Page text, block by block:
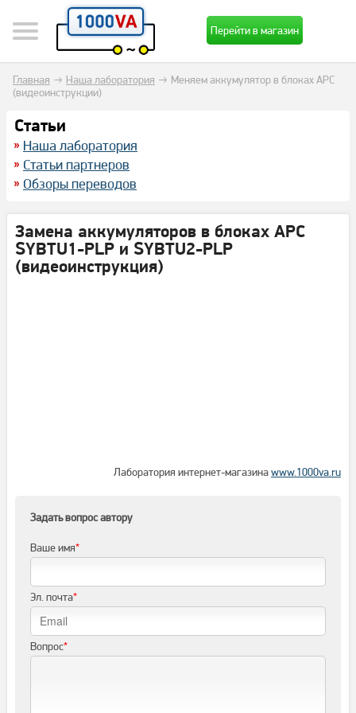
Перейти в магазин
Главная → Наша лаборатория → Меняем аккумулятор в блоках APC
(видеоинструкции)
Cтатьи
Наша лаборатория
Статьи партнеров
Обзоры переводов
Замена аккумуляторов в блоках APC
SYBTU1-PLP и SYBTU2-PLP
(видеоинструкция)
Лаборатория интернет-магазинаwww.1000va.ru
Задать вопрос автору
Ваше имя*
Эл. почта*
Вопрос*